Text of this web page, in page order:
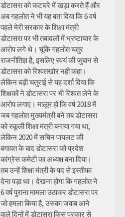
डोटासरा को कटघरे में खड़ा करते हैं और
अब गहलोत ने भी यह बता दिया कि 6 वर्ष
पहले मेरी सरकार के शिक्षा मंत्री
डोटासरा पर भी तबादलों में भ्रष्टाचार के
आरोप लगे थे। चूंकि गहलोत चतुर
राजनीतिज्ञ है, इसलिए स्वयं की जुबान से
डोटासरा को रिश्वतखोर नहीं कहा।
लेकिन बड़ी चतुराई से यह दर्शा दिया कि
शिक्षकों ने डोटासरा पर भी रिश्वत लेने के
आरोप लगाए। मालूम हो कि वर्ष 2018 में
जब गहलोत मुख्यमंत्री बने तब डोटासरा
को स्कूली शिक्षा मंत्री बनाया गया था,
लेकिन 2020 में सचिन पायलट की
बगावत के बाद डोटासरा को प्रदेश
कांग्रेस कमेटी का अध्यक्ष बना दिया।
तब उन्हें शिक्षा मंत्री के पद से इस्तीफा
देना पड़ा था। देखना होगा कि गहलोत ने
6 वर्ष पुराना मामला उठाकर डोटासरा पर
जो हमला किया है, उसका जवाब आने
वाले दिनों में डोटासरा किस प्रकार से